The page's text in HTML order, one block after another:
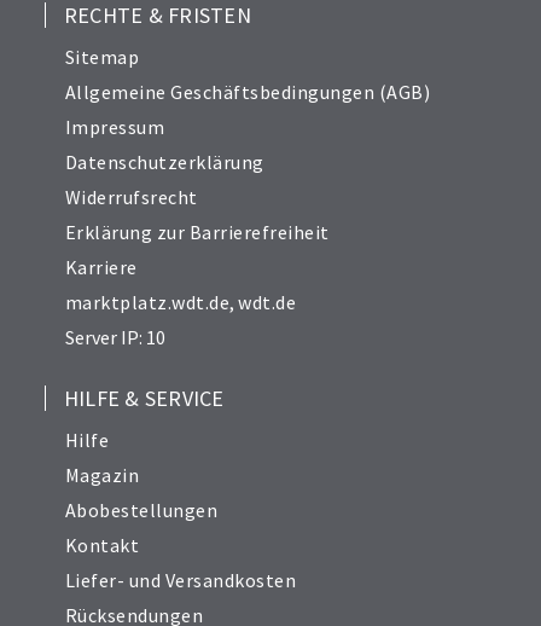
RECHTE & FRISTEN
Sitemap
Allgemeine Geschäftsbedingungen (AGB)
Impressum
Datenschutzerklärung
Widerrufsrecht
Erklärung zur Barrierefreiheit
Karriere
marktplatz.wdt.de,wdt.de
Server IP: 10
HILFE & SERVICE
Hilfe
Magazin
Abobestellungen
Kontakt
Liefer- und Versandkosten
Rücksendungen